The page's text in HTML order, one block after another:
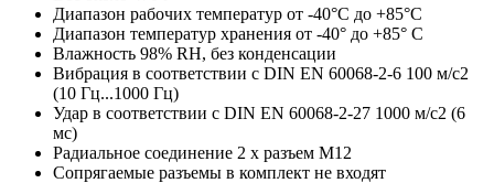
Диапазон рабочих температур от -40°C до +85°C
Диапазон температур хранения от -40° до +85° C
Влажность 98% RH, без конденсации
Вибрация в соответствии с DIN EN 60068-2-6 100 м/с2
(10 Гц...1000 Гц)
Удар в соответствии с DIN EN 60068-2-27 1000 м/с2 (6
мс)
Радиальное соединение 2 x разъем M12
Сопрягаемые разъемы в комплект не входят